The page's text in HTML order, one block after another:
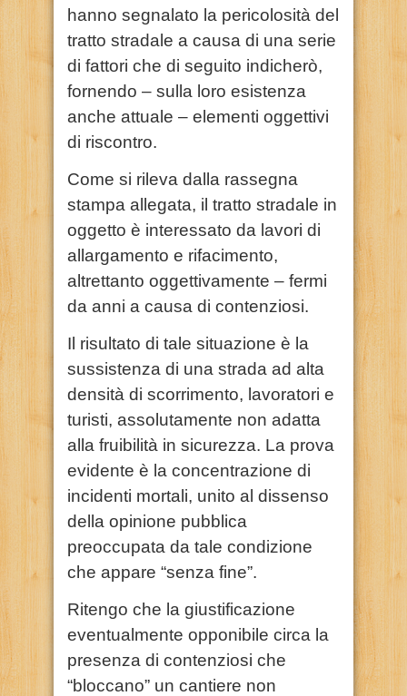
hanno segnalato la pericolosità del
tratto stradale a causa di una serie
di fattori che di seguito indicherò,
fornendo – sulla loro esistenza
anche attuale – elementi oggettivi
di riscontro.
Come si rileva dalla rassegna
stampa allegata, il tratto stradale in
oggetto è interessato da lavori di
allargamento e rifacimento,
altrettanto oggettivamente – fermi
da anni a causa di contenziosi.
Il risultato di tale situazione è la
sussistenza di una strada ad alta
densità di scorrimento, lavoratori e
turisti, assolutamente non adatta
alla fruibilità in sicurezza. La prova
evidente è la concentrazione di
incidenti mortali, unito al dissenso
della opinione pubblica
preoccupata da tale condizione
che appare “senza fine”.
Ritengo che la giustificazione
eventualmente opponibile circa la
presenza di contenziosi che
“bloccano” un cantiere non